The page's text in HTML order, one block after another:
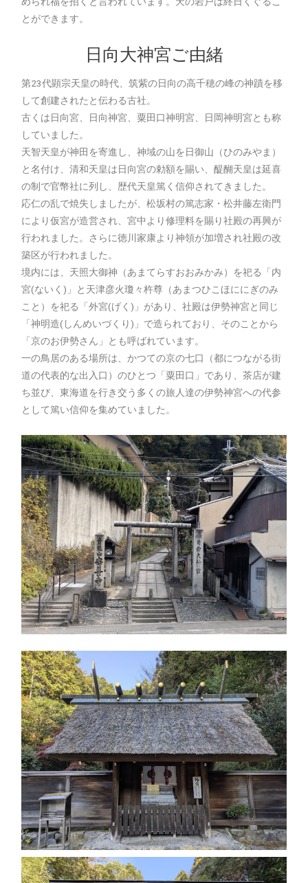
とができます。
日向大神宮ご由緒
第23代顕宗天皇の時代、筑紫の日向の高千穂の峰の神蹟を移
して創建されたと伝わる古社。
古くは日向宮、日向神宮、粟田口神明宮、日岡神明宮とも称
していました。
天智天皇が神田を寄進し、神域の山を日御山（ひのみやま）
と名付け、清和天皇は日向宮の勅額を賜い、醍醐天皇は延喜
の制で官幣社に列し、歴代天皇篤く信仰されてきました。
応仁の乱で焼失しましたが、松坂村の篤志家・松井藤左衛門
により仮宮が造営され、宮中より修理料を賜り社殿の再興が
行われました。さらに徳川家康より神領が加増され社殿の改
築区が行われました。
境内には、天照大御神（あまてらすおおみかみ）を祀る「内
宮(ないく)」と天津彦火瓊々杵尊（あまつひこほににぎのみ
こと）を祀る「外宮(げく)」があり、社殿は伊勢神宮と同じ
「神明造(しんめいづくり)」で造られており、そのことから
「京のお伊勢さん」とも呼ばれています。
一の鳥居のある場所は、かつての京の七口（都につながる街
道の代表的な出入口）のひとつ「粟田口」であり、茶店が建
ち並び、東海道を行き交う多くの旅人達の伊勢神宮への代参
として篤い信仰を集めていました。